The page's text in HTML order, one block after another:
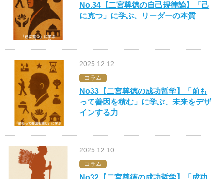
No.34【二宮尊徳の自己規律論】「己
に克つ」に学ぶ、リーダーの本質
2025.12.12
コラム
No33【二宮尊徳の成功哲学】「前も
って善因を積む」に学ぶ、未来をデザ
インする力
2025.12.10
コラム
No32【二宮尊徳の成功哲学】「成功